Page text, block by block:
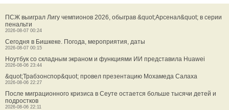
ПСЖ выиграл Лигу чемпионов 2026, обыграв &quot;Арсенал&quot; в серии
пенальти
2026-08-07 00:24
Сегодня в Бишкеке. Погода, мероприятия, даты
2026-08-07 00:15
Ноутбук со складным экраном и функциями ИИ представила Huawei
2026-08-06 23:44
&quot;Трабзонспор&quot; провел презентацию Мохамеда Салаха
2026-08-06 22:27
После миграционного кризиса в Сеуте остается больше тысячи детей и
подростков
2026-08-06 22:11